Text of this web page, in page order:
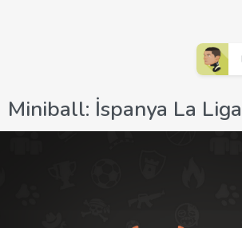
Miniball: İspanya La